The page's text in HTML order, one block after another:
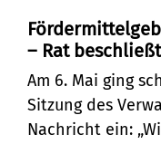
– Rat
Am 6. Mai ging
Sitzung des
Nachricht ein: